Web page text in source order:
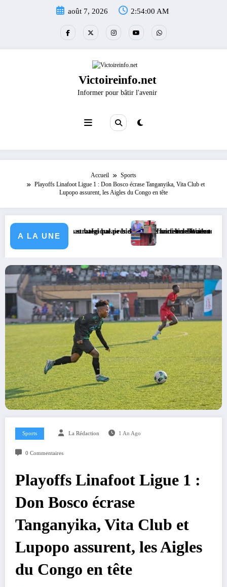
août 7, 2026 2:54:01 AM
Victoireinfo.net
Informer pour bâtir l'avenir
Accueil
Sports
Playoffs Linafoot Ligue 1 : Don Bosco écrase Tanganyika, Vita Club et
Lupopo assurent, les Aigles du Congo en tête
A LA UNE
stratégique présidée par le ministre Doudou Fwamba
balai balaie bien, mais l’ancien maîtrise tous les coins »,
Haut-Uele/Watsa : face à la hausse des
Sports La Rédaction 1 An Ago
0 Commentaires
Playoffs Linafoot Ligue 1 :
Don Bosco écrase
Tanganyika, Vita Club et
Lupopo assurent, les Aigles
du Congo en tête